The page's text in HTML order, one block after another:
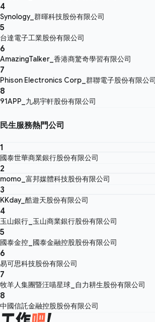
4
Synology_群暉科技股份有限公司
5
台達電子工業股份有限公司
6
AmazingTalker_香港商驚奇學習有限公司
7
Phison Electronics Corp_群聯電子股份有限公司
8
91APP_九易宇軒股份有限公司
民生服務熱門公司
1
國泰世華商業銀行股份有限公司
2
momo_富邦媒體科技股份有限公司
3
KKday_酷遊天股份有限公司
4
玉山銀行_玉山商業銀行股份有限公司
5
國泰金控_國泰金融控股股份有限公司
6
易可思科技股份有限公司
7
牧羊人集團暨汪喵星球_自力耕生股份有限公司
8
中國信託金融控股股份有限公司